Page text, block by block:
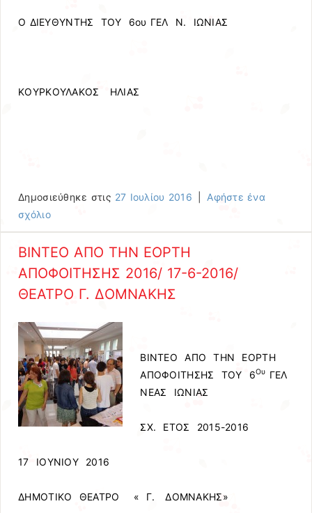
Ο ΔΙΕΥΘΥΝΤΗΣ ΤΟΥ 6ου ΓΕΛ Ν. ΙΩΝΙΑΣ
ΚΟΥΡΚΟΥΛΑΚΟΣ ΗΛΙΑΣ
Δημοσιεύθηκε στις 27 Ιουλίου 2016
Αφήστε ένα
σχόλιο
ΒΙΝΤΕΟ ΑΠΟ ΤΗΝ ΕΟΡΤΗ
ΑΠΟΦΟΙΤΗΣΗΣ 2016/ 17-6-2016/
ΘΕΑΤΡΟ Γ. ΔΟΜΝΑΚΗΣ
ΒΙΝΤΕΟ ΑΠΟ ΤΗΝ ΕΟΡΤΗ
ΑΠΟΦΟΙΤΗΣΗΣ ΤΟΥ 6Ου ΓΕΛ
ΝΕΑΣ ΙΩΝΙΑΣ
ΣΧ. ΕΤΟΣ 2015-2016
17 ΙΟΥΝΙΟΥ 2016
ΔΗΜΟΤΙΚΟ ΘΕΑΤΡΟ « Γ. ΔΟΜΝΑΚΗΣ»